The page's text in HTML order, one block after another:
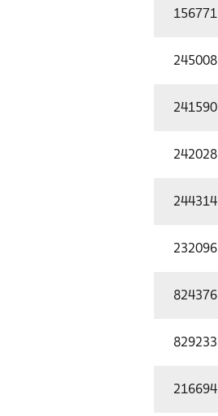
156771
245008
241590
242028
244314
232096
824376
829233
216694